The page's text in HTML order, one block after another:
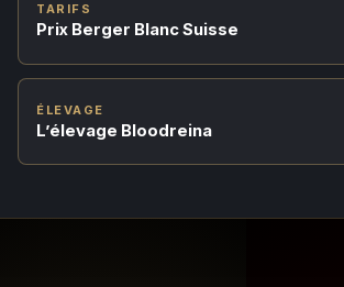
TARIFS
Prix Berger Blanc Suisse
ÉLEVAGE
L’élevage Bloodreina